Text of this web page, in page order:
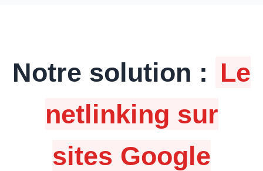
Notre solution : Le
netlinking sur
sites Google